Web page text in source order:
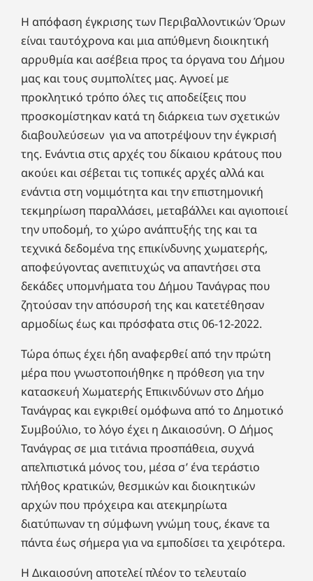
Η απόφαση έγκρισης των Περιβαλλοντικών Όρων
είναι ταυτόχρονα και μια απύθμενη διοικητική
αρρυθμία και ασέβεια προς τα όργανα του Δήμου
μας και τους συμπολίτες μας. Αγνοεί με
προκλητικό τρόπο όλες τις αποδείξεις που
προσκομίστηκαν κατά τη διάρκεια των σχετικών
διαβουλεύσεων για να αποτρέψουν την έγκρισή
της. Ενάντια στις αρχές του δίκαιου κράτους που
ακούει και σέβεται τις τοπικές αρχές αλλά και
ενάντια στη νομιμότητα και την επιστημονική
τεκμηρίωση παραλλάσει, μεταβάλλει και αγιοποιεί
την υποδομή, το χώρο ανάπτυξής της και τα
τεχνικά δεδομένα της επικίνδυνης χωματερής,
αποφεύγοντας ανεπιτυχώς να απαντήσει στα
δεκάδες υπομνήματα του Δήμου Τανάγρας που
ζητούσαν την απόσυρσή της και κατετέθησαν
αρμοδίως έως και πρόσφατα στις 06-12-2022.
Τώρα όπως έχει ήδη αναφερθεί από την πρώτη
μέρα που γνωστοποιήθηκε η πρόθεση για την
κατασκευή Χωματερής Επικινδύνων στο Δήμο
Τανάγρας και εγκριθεί ομόφωνα από το Δημοτικό
Συμβούλιο, το λόγο έχει η Δικαιοσύνη. Ο Δήμος
Τανάγρας σε μια τιτάνια προσπάθεια, συχνά
απελπιστικά μόνος του, μέσα σ’ ένα τεράστιο
πλήθος κρατικών, θεσμικών και διοικητικών
αρχών που πρόχειρα και ατεκμηρίωτα
διατύπωναν τη σύμφωνη γνώμη τους, έκανε τα
πάντα έως σήμερα για να εμποδίσει τα χειρότερα.
Η Δικαιοσύνη αποτελεί πλέον το τελευταίο